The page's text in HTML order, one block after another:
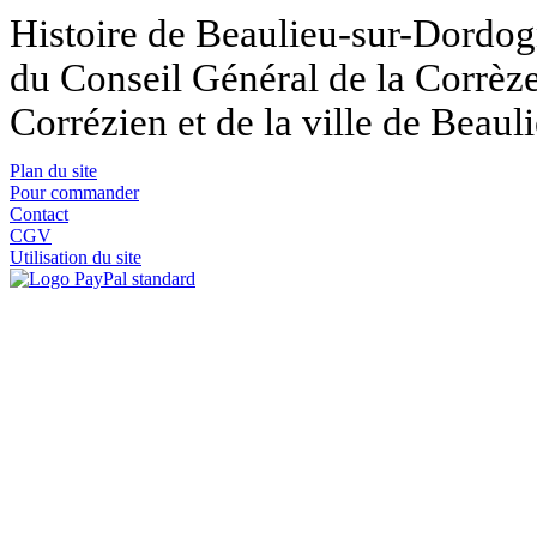
Histoire de Beaulieu-sur-
du Conseil Général de la
Corrézien et de la ville de
Plan du site
Pour commander
Contact
CGV
Utilisation du site